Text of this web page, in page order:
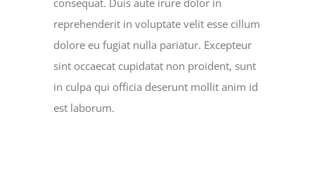
reprehenderit in voluptate velit esse cillum
dolore eu fugiat nulla pariatur. Excepteur
sint occaecat cupidatat non proident, sunt
in culpa qui officia deserunt mollit anim id
est laborum.